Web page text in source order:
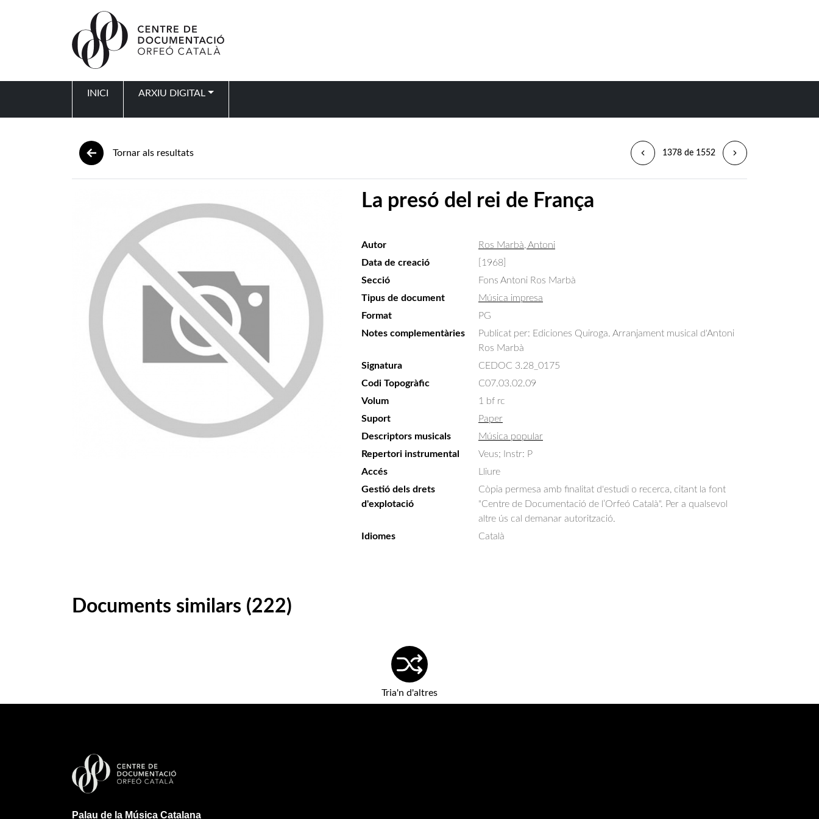
INICI ARXIU DIGITAL
Tornar als resultats 1378 de 1552
La presó del rei de França
Autor
Ros Marbà, Antoni
Data de creació
[1968]
Secció
Fons Antoni Ros Marbà
Tipus de document
Música impresa
Format
PG
Notes complementàries
Publicat per: Ediciones Quiroga. Arranjament musical d'Antoni
Ros Marbà
Signatura
CEDOC 3.28_0175
Codi Topogràfic
C07.03.02.09
Volum
1 bf rc
Suport
Paper
Descriptors musicals
Música popular
Repertori instrumental
Veus; Instr: P
Accés
Lliure
Gestió dels drets
d'explotació
Còpia permesa amb finalitat d'estudi o recerca, citant la font
"Centre de Documentació de l’Orfeó Català". Per a qualsevol
altre ús cal demanar autorització.
Idiomes
Català
Documents similars (222)
Tria'n d'altres
Palau de la Música Catalana